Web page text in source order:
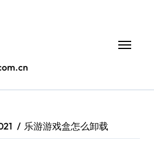
乐游游戏盒怎么卸载